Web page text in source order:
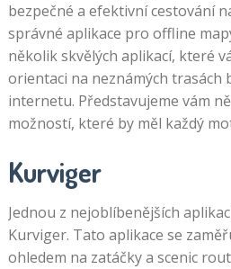
bezpečné a efektivní cestování
správné aplikace pro offline
několik skvělých aplikací, které
orientaci na neznámých
internetu. Představujeme vám
možností, které by měl každý
Kurviger
Jednou z nejoblíbenějších
Kurviger. Tato aplikace se
ohledem na zatáčky a scenic